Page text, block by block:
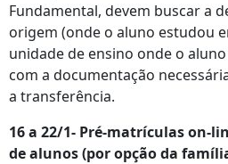
Fundamental, devem buscar a
origem (onde o aluno estudou
unidade de ensino onde o
com a documentação
a transferência.
16 a 22/1- Pré-matrículas on-
de alunos (por opção da